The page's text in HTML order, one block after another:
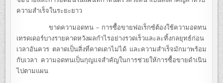
ความสำเร็จในระยะยาว
ขาดความอดทน – การซื้อขายฟอเร็กซ์ต้องใช้ความอดทน
เทรดเดอร์บางรายคาดหวังผลกำไรอย่างรวดเร็วและละทิ้งกลยุทธ์ก่อน
เวลาอันควร ตลาดเป็นสิ่งที่คาดเดาไม่ได้ และความสำเร็จมักมาพร้อม
กับเวลา ความอดทนเป็นกุญแจสำคัญในการช่วยให้การซื้อขายดำเนิน
ไปตามแผน